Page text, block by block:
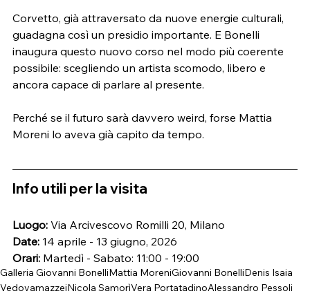
Corvetto, già attraversato da nuove energie culturali,
guadagna così un presidio importante. E Bonelli
inaugura questo nuovo corso nel modo più coerente
possibile: scegliendo un artista scomodo, libero e
ancora capace di parlare al presente.
Perché se il futuro sarà davvero weird, forse Mattia
Moreni lo aveva già capito da tempo.
Info utili per la visita
Luogo: Via Arcivescovo Romilli 20, Milano
Date: 14 aprile - 13 giugno, 2026
Orari: Martedì - Sabato: 11:00 - 19:00
Galleria Giovanni BonelliMattia MoreniGiovanni BonelliDenis Isaia
VedovamazzeiNicola SamorìVera PortatadinoAlessandro Pessoli